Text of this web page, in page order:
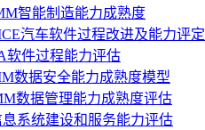
智能制造能力成熟度
汽车软件过程改进及能力评定
软件过程能力评估
数据安全能力成熟度模型
数据管理能力成熟度评估
息系统建设和服务能力评估